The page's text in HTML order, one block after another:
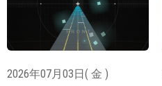
2026年07月03日( 金 )